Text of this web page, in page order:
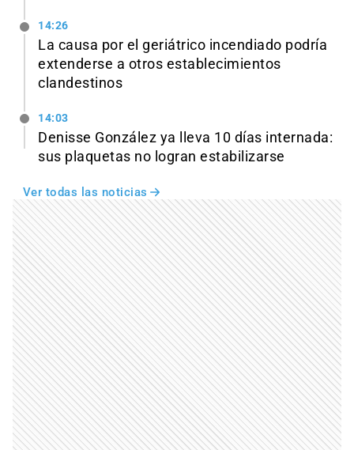
14:26
La causa por el geriátrico incendiado podría
extenderse a otros establecimientos
clandestinos
14:03
Denisse González ya lleva 10 días internada:
sus plaquetas no logran estabilizarse
Ver todas las noticias